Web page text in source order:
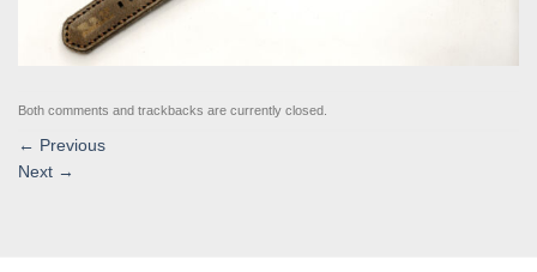
Both comments and trackbacks are currently closed.
← Previous
Next →